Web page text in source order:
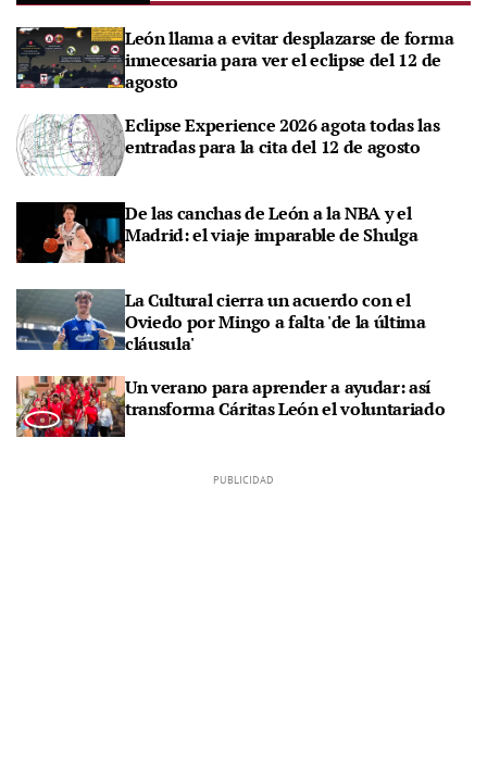
León llama a evitar desplazarse de forma
innecesaria para ver el eclipse del 12 de
agosto
Eclipse Experience 2026 agota todas las
entradas para la cita del 12 de agosto
De las canchas de León a la NBA y el
Madrid: el viaje imparable de Shulga
La Cultural cierra un acuerdo con el
Oviedo por Mingo a falta 'de la última
cláusula'
Un verano para aprender a ayudar: así
transforma Cáritas León el voluntariado